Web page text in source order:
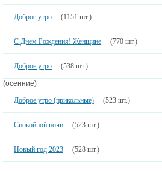
Доброе утро (1151 шт.)
С Днем Рождения! Женщине (770 шт.)
Доброе утро (538 шт.)
(осенние)
Доброе утро (прикольные)
(523 шт.)
Спокойной ночи (523 шт.)
Новый год 2023 (528 шт.)